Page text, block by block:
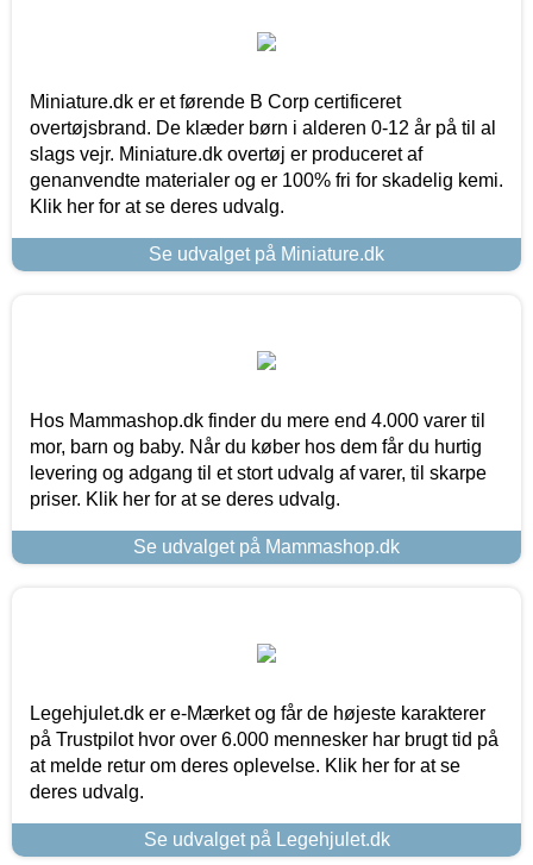
Miniature.dk er et førende B Corp certificeret
overtøjsbrand. De klæder børn i alderen 0-12 år på til al
slags vejr. Miniature.dk overtøj er produceret af
genanvendte materialer og er 100% fri for skadelig kemi.
Klik her for at se deres udvalg.
Se udvalget på Miniature.dk
Hos Mammashop.dk finder du mere end 4.000 varer til
mor, barn og baby. Når du køber hos dem får du hurtig
levering og adgang til et stort udvalg af varer, til skarpe
priser. Klik her for at se deres udvalg.
Se udvalget på Mammashop.dk
Legehjulet.dk er e-Mærket og får de højeste karakterer
på Trustpilot hvor over 6.000 mennesker har brugt tid på
at melde retur om deres oplevelse. Klik her for at se
deres udvalg.
Se udvalget på Legehjulet.dk